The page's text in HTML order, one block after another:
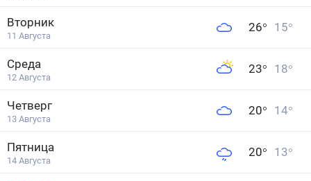
Вторник
11 Августа
26° 15°
Среда
12 Августа
23° 18°
Четверг
13 Августа
20° 14°
Пятница
14 Августа
20° 13°